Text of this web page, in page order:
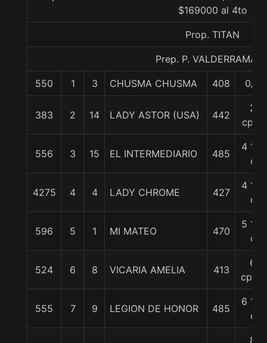
$169000 al 4to
Prop. TITAN
Prep. P. VALDERRAMA
550 1 3 CHUSMA CHUSMA 408 0/0
383 2 14 LADY ASTOR (USA) 442
2
cpos
556 3 15 EL INTERMEDIARIO 485
4 1/4
c
4275 4 4 LADY CHROME 427
4 1/4
c
596 5 1 MI MATEO 470
5 1/2
c
524 6 8 VICARIA AMELIA 413
6
cpos.
555 7 9 LEGION DE HONOR 485
6 1/2
c
8